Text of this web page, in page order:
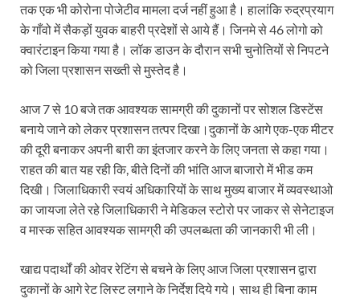
तक एक भी कोरोना पोजेटीव मामला दर्ज नहीं हुआ है। हालांकि रुद्रप्रयाग
के गाँवो में सैकड़ों युवक बाहरी प्रदेशों से आये हैं। जिनमे से 46 लोगो को
क्वारंटाइन किया गया है। लॉक डाउन के दौरान सभी चुनोतियों से निपटने
को जिला प्रशासन सख्ती से मुस्तेद है।
आज 7 से 10 बजे तक आवश्यक सामग्री की दुकानों पर सोशल डिस्टेंस
बनाये जाने को लेकर प्रशासन तत्पर दिखा।दुकानों के आगे एक-एक मीटर
की दूरी बनाकर अपनी बारी का इंतजार करने के लिए जनता से कहा गया।
राहत की बात यह रही कि, बीते दिनों की भांति आज बाजारो में भीड कम
दिखी। जिलाधिकारी स्वयं अधिकारियों के साथ मुख्य बाजार में व्यवस्थाओ
का जायजा लेते रहे जिलाधिकारी ने मेडिकल स्टोरो पर जाकर से सेनेटाइज
व मास्क सहित आवश्यक सामग्री की उपलब्धता की जानकारी भी ली।
खाद्य पदार्थों की ओवर रेटिंग से बचने के लिए आज जिला प्रशासन द्वारा
दुकानों के आगे रेट लिस्ट लगाने के निर्देश दिये गये। साथ ही बिना काम